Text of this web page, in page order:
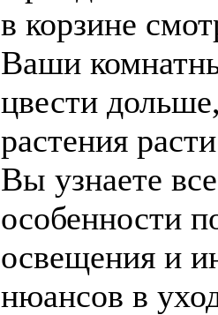
в корзине
Ваши
цвести
растения
Вы узнаете все
особенности
освещения и
нюансов в